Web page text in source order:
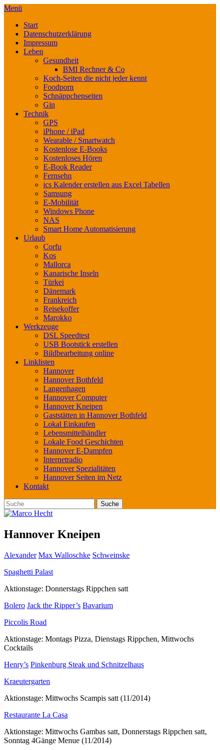
Menü
Start
Datenschutzerklärung
Impressum
Leben
Gesundheit
BMI Rechner & Co
Koch-Seiten die nicht jeder kennt
Foodporn
Schnäppchenseiten
Gin
Technik
GPS
iPhone / iPad
Wearable / Smartwatch
Kostenlose E-Books
Kostenloses Hören
E-Book Reader
Fernsehn
ics Kalender erstellen aus Excel Tabellen
Samsung
E-Mobilität
Windows Phone
NAS
Smart Home Automatisierung
Urlaub
Corfu
Kos
Mallorca
Kanarische Inseln
Türkei
Dänemark
Frankreich
Reisekoffer
Marokko
Werkzeuge
DSL Speedtest
USB Bootstick erstellen
Bildbearbeitung online
Linklisten
Hannover
Hannover Bothfeld
Langenhagen
Hannover Computer
Hannover Kneipen
Gaststätten in Hannover Bothfeld
Lokal Einkaufen
Lebensmittelhändler
Lokale Food Geschichten
Hannover E-Dampfen
Internetradio
Hannover Spezialitäten
Hannover Seiten im Netz
Kontakt
Hannover Kneipen
Alexander Max Walloschke Schweinske
Spaghetti Palast
Aktionstage: Donnerstags Rippchen satt
Bolero Jack the Ripper’s Bavarium
Piccolis Road
Aktionstage: Montags Pizza, Dienstags Rippchen, Mittwochs
Cocktails
Henry’s Pinkenburg Steak und Schnitzelhaus
Kraeutergarten
Aktionstage: Mittwochs Scampis satt (11/2014)
Restaurante La Casa
Aktionstage: Mittwochs Gambas satt, Donnerstags Rippchen satt,
Sonntag 4Gänge Menue (11/2014)